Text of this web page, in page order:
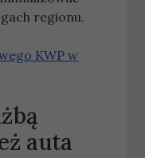
regionu.
KWP w
auta